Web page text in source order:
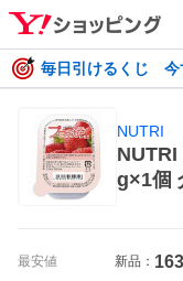
毎日引けるくじ 今
NUTRI
g×1個
最安値 新品： 163